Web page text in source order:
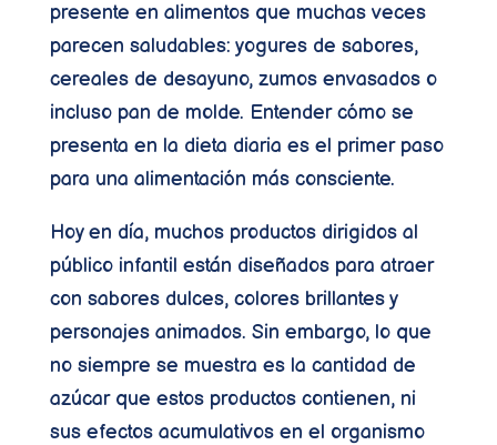
presente en alimentos que muchas veces
parecen saludables: yogures de sabores,
cereales de desayuno, zumos envasados o
incluso pan de molde. Entender cómo se
presenta en la dieta diaria es el primer paso
para una alimentación más consciente.
Hoy en día, muchos productos dirigidos al
público infantil están diseñados para atraer
con sabores dulces, colores brillantes y
personajes animados. Sin embargo, lo que
no siempre se muestra es la cantidad de
azúcar que estos productos contienen, ni
sus efectos acumulativos en el organismo